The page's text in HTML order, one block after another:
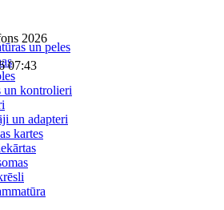
un peles
un kontrolieri
un adapteri
kartes
2026
07:43